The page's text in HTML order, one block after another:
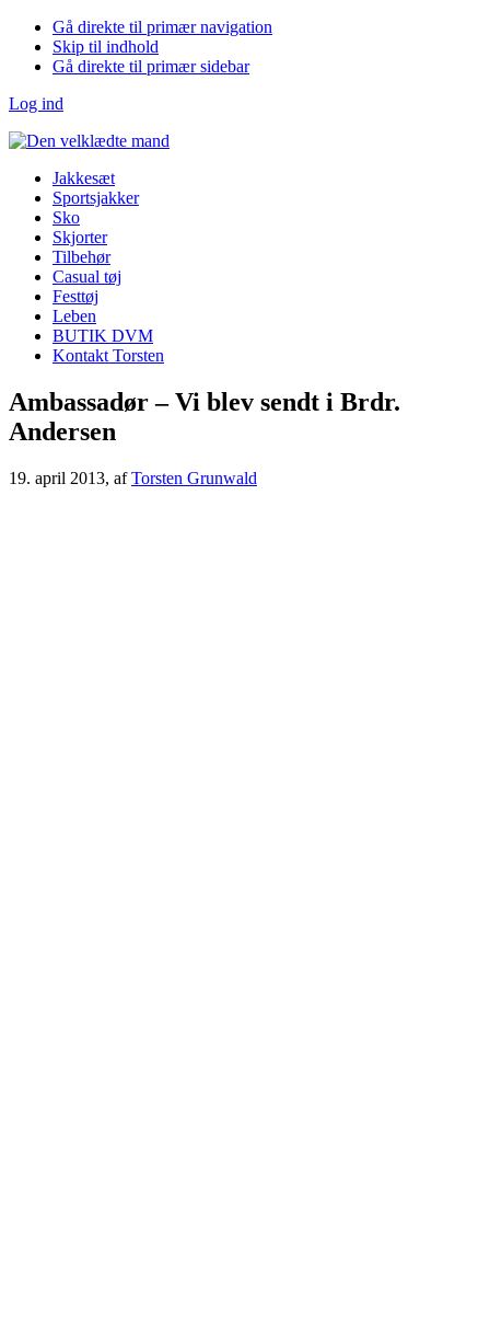
Gå direkte til primær navigation
Skip til indhold
Gå direkte til primær sidebar
Log ind
Jakkesæt
Sportsjakker
Sko
Skjorter
Tilbehør
Casual tøj
Festtøj
Leben
BUTIK DVM
Kontakt Torsten
Ambassadør – Vi blev sendt i Brdr.
Andersen
19. april 2013, afTorsten Grunwald